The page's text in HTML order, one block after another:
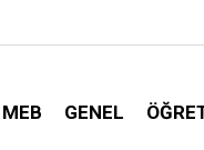
MEB GENEL